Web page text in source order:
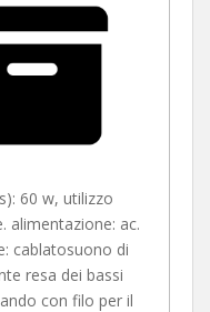
60 w, utilizzo
alimentazione: ac.
cablatosuono di
resa dei bassi
con filo per il